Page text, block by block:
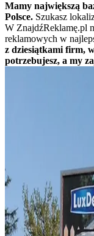
Mamy największą
Polsce. Szukasz
W ZnajdźReklamę.pl
reklamowych w
z dziesiątkami firm,
potrzebujesz, a my